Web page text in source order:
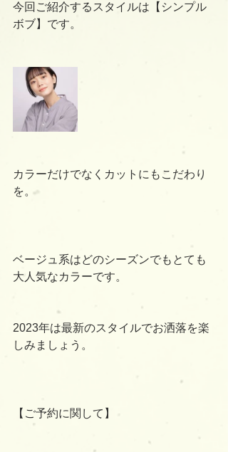
今回ご紹介するスタイルは【シンプル
ボブ】です。
カラーだけでなくカットにもこだわり
を。
ベージュ系はどのシーズンでもとても
大人気なカラーです。
2023年は最新のスタイルでお洒落を楽
しみましょう。
【ご予約に関して】